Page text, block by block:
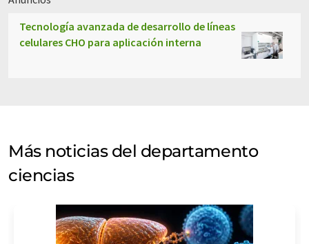
Tecnología avanzada de desarrollo de líneas
celulares CHO para aplicación interna
Más noticias del departamento
ciencias